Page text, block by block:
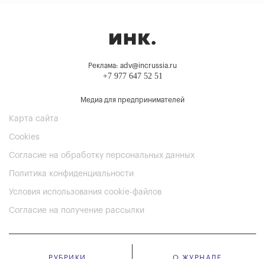
Реклама: adv@incrussia.ru
+7 977 647 52 51
Медиа для предпринимателей
Карта сайта
Cookies
Согласие на обработку персональных данных
Политика конфиденциальности
Условия использования cookie-файлов
Согласие на получение рассылки